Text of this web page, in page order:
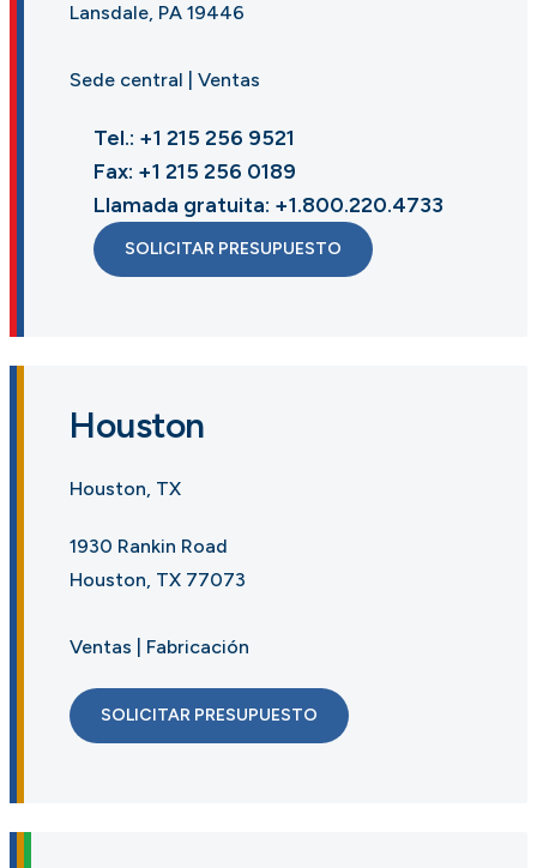
Lansdale, PA 19446
Sede central | Ventas
Tel.: +1 215 256 9521
Fax: +1 215 256 0189
Llamada gratuita: +1.800.220.4733
SOLICITAR PRESUPUESTO
Houston
Houston, TX
1930 Rankin Road
Houston, TX 77073
Ventas | Fabricación
SOLICITAR PRESUPUESTO